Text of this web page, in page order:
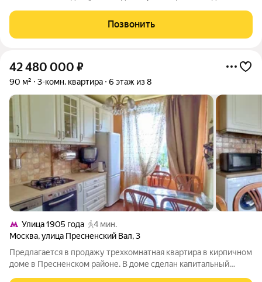
дополнительных вложений, потолки 3,4 метра, много света. 2
изолированные спальни, с системами
Позвонить
42 480 000 ₽
90 м² 3-комн. квартира 6 этаж из 8
Улица 1905 года
4 мин.
Москва,улица Пресненский Вал,3
Предлагается в продажу трехкомнатная квартира в кирпичном
доме в Пресненском районе. В доме сделан капитальный